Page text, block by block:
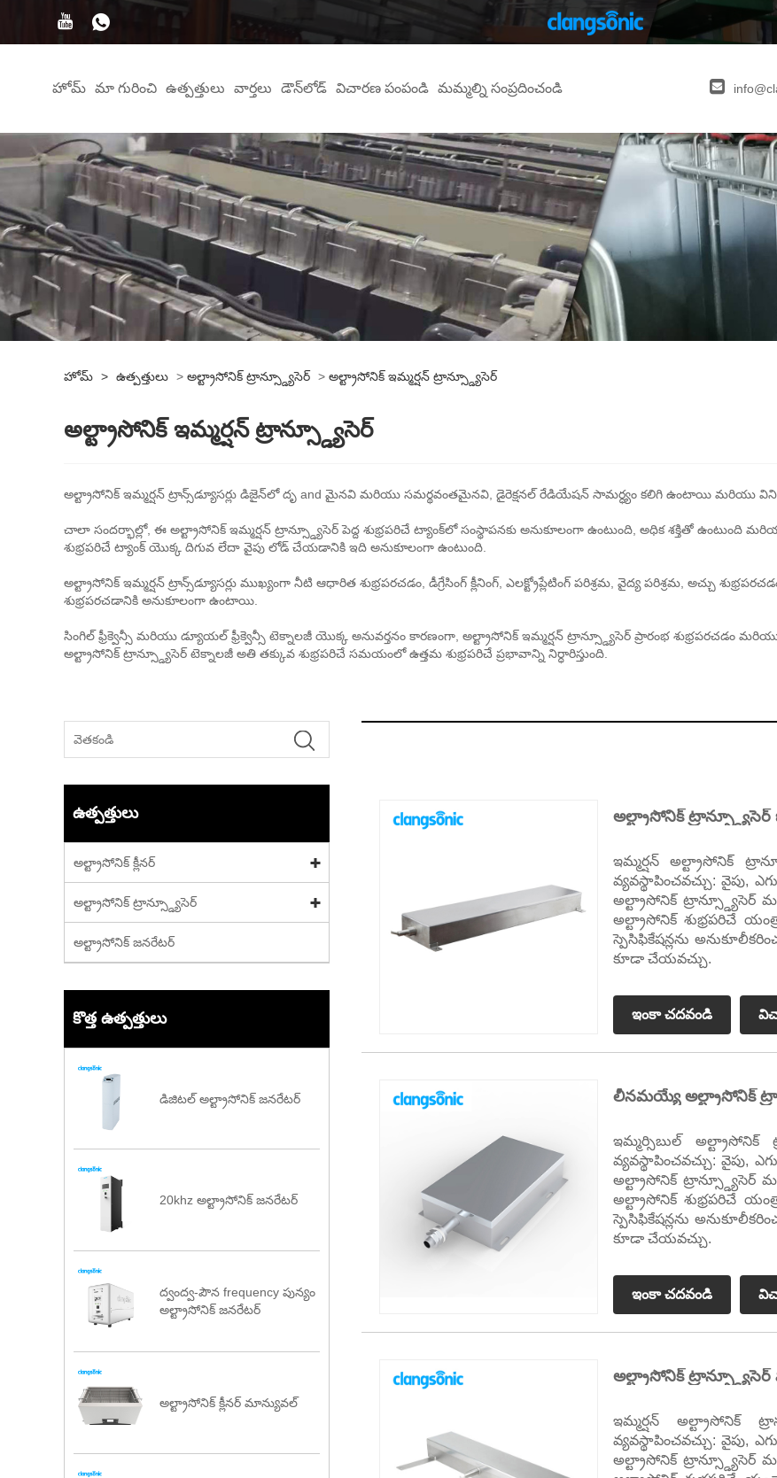
హోమ్ మా గురించి ఉత్పత్తులు వార్తలు డౌన్‌లోడ్ విచారణ పంపండి మమ్మల్ని సంప్రదించండి
హోమ్ > ఉత్పత్తులు > అల్ట్రాసోనిక్ ట్రాన్స్డ్యూసెర్ > అల్ట్రాసోనిక్ ఇమ్మర్షన్ ట్రాన్స్డ్యూసెర్
అల్ట్రాసోనిక్ ఇమ్మర్షన్ ట్రాన్స్డ్యూసెర్
అల్ట్రాసోనిక్ ఇమ్మర్షన్ ట్రాన్స్‌డ్యూసర్లు డిజైన్‌లో దృ and మైనవి మరియు సమర్థవంతమైనవి, డైరెక్షనల్ రేడియేషన్ సామర్ధ్యం కలిగి ఉంటాయి మరియు
చాలా సందర్భాల్లో, ఈ అల్ట్రాసోనిక్ ఇమ్మర్షన్ ట్రాన్స్డ్యూసెర్ పెద్ద శుభ్రపరిచే ట్యాంక్‌లో సంస్థాపనకు అనుకూలంగా ఉంటుంది, అధిక శక్తితో ఉంటుంది
శుభ్రపరిచే ట్యాంక్ యొక్క దిగువ లేదా వైపు లోడ్ చేయడానికి ఇది అనుకూలంగా ఉంటుంది.
అల్ట్రాసోనిక్ ఇమ్మర్షన్ ట్రాన్స్‌డ్యూసర్లు ముఖ్యంగా నీటి ఆధారిత శుభ్రపరచడం, డీగ్రేసింగ్ క్లీనింగ్, ఎలక్ట్రోప్లేటింగ్ పరిశ్రమ, వైద్య పరిశ్రమ, అచ్చు
శుభ్రపరచడానికి అనుకూలంగా ఉంటాయి.
సింగిల్ ఫ్రీక్వెన్సీ మరియు డ్యూయల్ ఫ్రీక్వెన్సీ టెక్నాలజీ యొక్క అనువర్తనం కారణంగా, అల్ట్రాసోనిక్ ఇమ్మర్షన్ ట్రాన్స్డ్యూసెర్ ప్రారంభ శుభ్రపరచడం
అల్ట్రాసోనిక్ ట్రాన్స్డ్యూసెర్ టెక్నాలజీ అతి తక్కువ శుభ్రపరిచే సమయంలో ఉత్తమ శుభ్రపరిచే ప్రభావాన్ని నిర్ధారిస్తుంది.
ఉత్పత్తులు
అల్ట్రాసోనిక్ క్లీనర్
అల్ట్రాసోనిక్ ట్రాన్స్డ్యూసెర్
అల్ట్రాసోనిక్ జనరేటర్
కొత్త ఉత్పత్తులు
డిజిటల్ అల్ట్రాసోనిక్ జనరేటర్
20khz అల్ట్రాసోనిక్ జనరేటర్
ద్వంద్వ-పౌన frequency పున్యం
అల్ట్రాసోనిక్ జనరేటర్
అల్ట్రాసోనిక్ క్లీనర్ మాన్యువల్
అల్ట్రాసోనిక్ ట్రాన్స్డ్యూసెర్
ఇమ్మర్షన్ అల్ట్రాసోనిక్
వ్యవస్థాపించవచ్చు: వైపు,
అల్ట్రాసోనిక్
అల్ట్రాసోనిక్ శుభ్రపరిచే
స్పెసిఫికేషన్లను
కూడా చేయవచ్చు.
ఇంకా చదవండి
లీనమయ్యే అల్ట్రాసోనిక్
ఇమ్మర్సిబుల్
వ్యవస్థాపించవచ్చు: వైపు,
అల్ట్రాసోనిక్
అల్ట్రాసోనిక్ శుభ్రపరిచే
స్పెసిఫికేషన్లను
కూడా చేయవచ్చు.
ఇంకా చదవండి
అల్ట్రాసోనిక్ ట్రాన్స్డ్యూసెర్
ఇమ్మర్షన్ అల్ట్రాసోనిక్
వ్యవస్థాపించవచ్చు: వైపు,
అల్ట్రాసోనిక్